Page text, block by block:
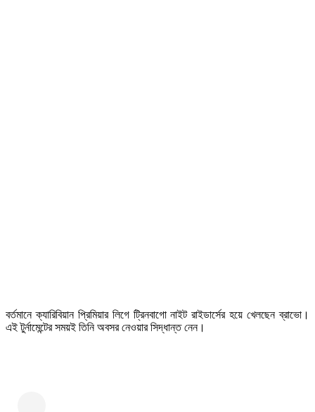
বর্তমানে ক্যারিবিয়ান প্রিমিয়ার লিগে ট্রিনবাগো নাইট রাইডার্সের হয়ে খেলছেন ব্রাভো।
এই টুর্নামেন্টের সময়ই তিনি অবসর নেওয়ার সিদ্ধান্ত নেন।